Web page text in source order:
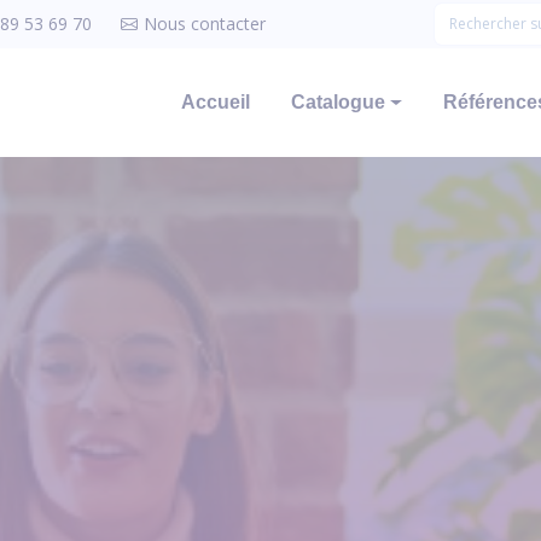
53 69 70 Nous contacter
Accueil Catalogue